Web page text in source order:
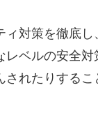
ィ対策を徹底し
ベルの安全対
れたりするこ